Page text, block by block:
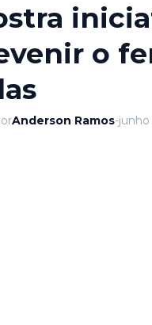
o
Anderson Ramos-junho